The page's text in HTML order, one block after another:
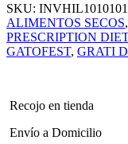
r/d
dry
3.9
Kg
cantidad
SKU:
ALIMENTOS SECOS,
PRESCRIPTION DIET
GATOFEST, GRATI
Recojo en tienda
Envío a Domicilio